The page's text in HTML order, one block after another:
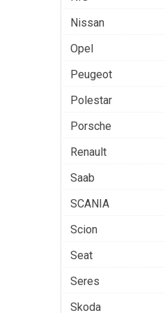
Nissan
Opel
Peugeot
Polestar
Porsche
Renault
Saab
SCANIA
Scion
Seat
Seres
Skoda